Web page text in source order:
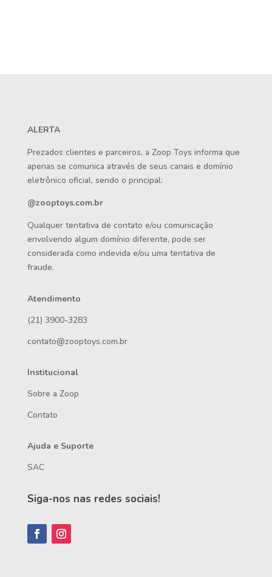
ALERTA
Prezados clientes e parceiros, a Zoop Toys informa que
apenas se comunica através de seus canais e domínio
eletrônico oficial, sendo o principal:
@zooptoys.com.br
Qualquer tentativa de contato e/ou comunicação
envolvendo algum domínio diferente, pode ser
considerada como indevida e/ou uma tentativa de
fraude.
Atendimento
(21) 3900-3283
contato@zooptoys.com.br
Institucional
Sobre a Zoop
Contato
Ajuda e Suporte
SAC
Siga-nos nas redes sociais!